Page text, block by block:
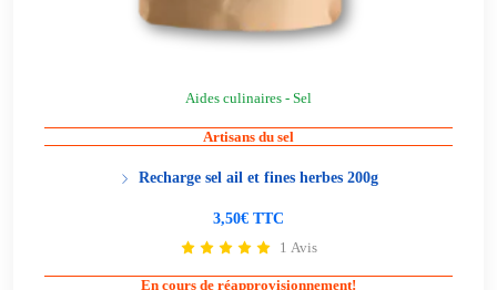
Aides culinaires - Sel
Artisans du sel
Recharge sel ail et fines herbes 200g
3,50€ TTC
1 Avis
En cours de réapprovisionnement!